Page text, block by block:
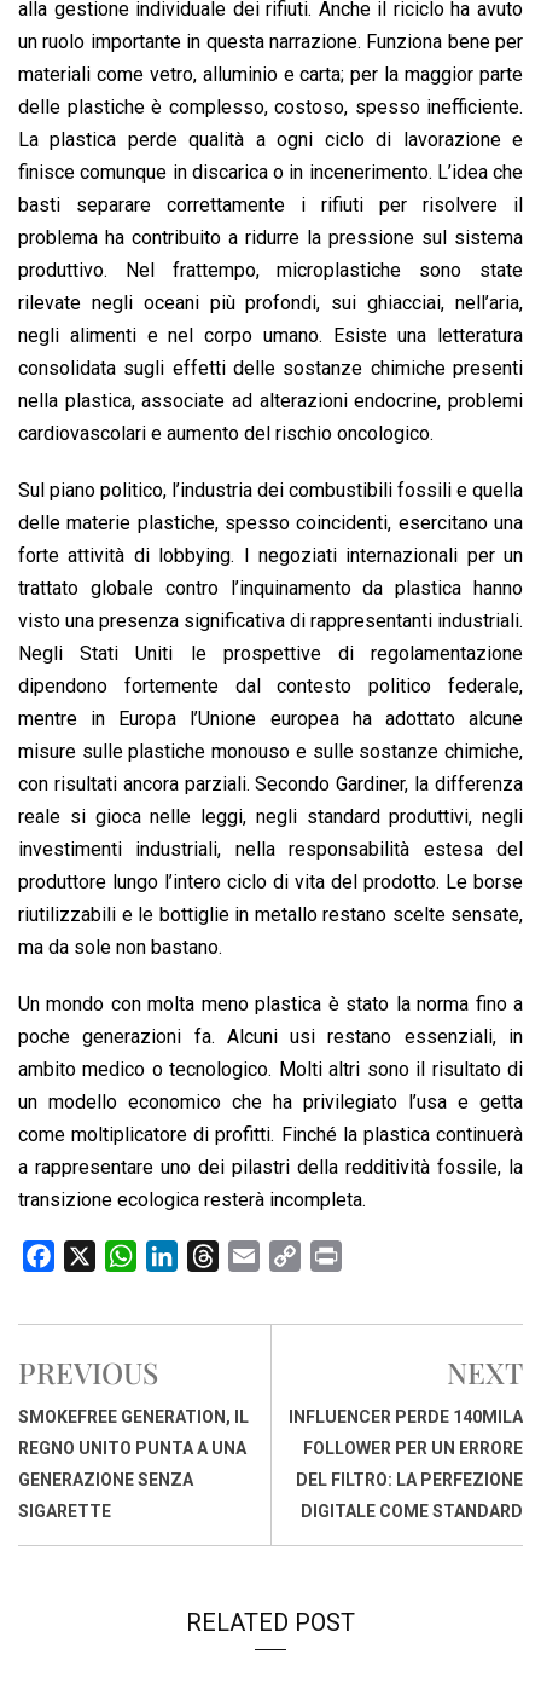
alla gestione individuale dei rifiuti. Anche il riciclo ha avuto
un ruolo importante in questa narrazione. Funziona bene per
materiali come vetro, alluminio e carta; per la maggior parte
delle plastiche è complesso, costoso, spesso inefficiente.
La plastica perde qualità a ogni ciclo di lavorazione e
finisce comunque in discarica o in incenerimento. L’idea che
basti separare correttamente i rifiuti per risolvere il
problema ha contribuito a ridurre la pressione sul sistema
produttivo. Nel frattempo, microplastiche sono state
rilevate negli oceani più profondi, sui ghiacciai, nell’aria,
negli alimenti e nel corpo umano. Esiste una letteratura
consolidata sugli effetti delle sostanze chimiche presenti
nella plastica, associate ad alterazioni endocrine, problemi
cardiovascolari e aumento del rischio oncologico.
Sul piano politico, l’industria dei combustibili fossili e quella
delle materie plastiche, spesso coincidenti, esercitano una
forte attività di lobbying. I negoziati internazionali per un
trattato globale contro l’inquinamento da plastica hanno
visto una presenza significativa di rappresentanti industriali.
Negli Stati Uniti le prospettive di regolamentazione
dipendono fortemente dal contesto politico federale,
mentre in Europa l’Unione europea ha adottato alcune
misure sulle plastiche monouso e sulle sostanze chimiche,
con risultati ancora parziali. Secondo Gardiner, la differenza
reale si gioca nelle leggi, negli standard produttivi, negli
investimenti industriali, nella responsabilità estesa del
produttore lungo l’intero ciclo di vita del prodotto. Le borse
riutilizzabili e le bottiglie in metallo restano scelte sensate,
ma da sole non bastano.
Un mondo con molta meno plastica è stato la norma fino a
poche generazioni fa. Alcuni usi restano essenziali, in
ambito medico o tecnologico. Molti altri sono il risultato di
un modello economico che ha privilegiato l’usa e getta
come moltiplicatore di profitti. Finché la plastica continuerà
a rappresentare uno dei pilastri della redditività fossile, la
transizione ecologica resterà incompleta.
c
b
o
o
k
W
a
s
A
p
p
n
d
I
n
r
d
s
a
p
i
n
k
i
PREVIOUS
SMOKEFREE GENERATION, IL
REGNO UNITO PUNTA A UNA
GENERAZIONE SENZA
SIGARETTE
NEXT
INFLUENCER PERDE 140MILA
FOLLOWER PER UN ERRORE
DEL FILTRO: LA PERFEZIONE
DIGITALE COME STANDARD
RELATED POST